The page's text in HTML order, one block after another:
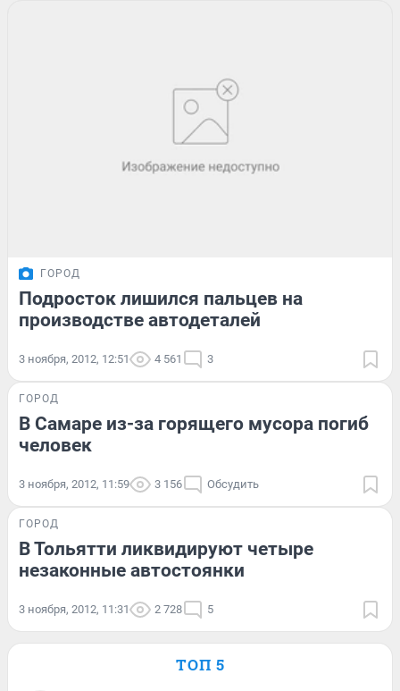
ГОРОД
Подросток лишился пальцев на
производстве автодеталей
3 ноября, 2012, 12:51 4 561 3
ГОРОД
В Самаре из-за горящего мусора погиб
человек
3 ноября, 2012, 11:59 3 156 Обсудить
ГОРОД
В Тольятти ликвидируют четыре
незаконные автостоянки
3 ноября, 2012, 11:31 2 728 5
ТОП 5